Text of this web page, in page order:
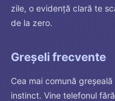
zile, o evidență clară te
de la zero.
Greșeli frecvente
Cea mai comună
instinct. Vine telefonul